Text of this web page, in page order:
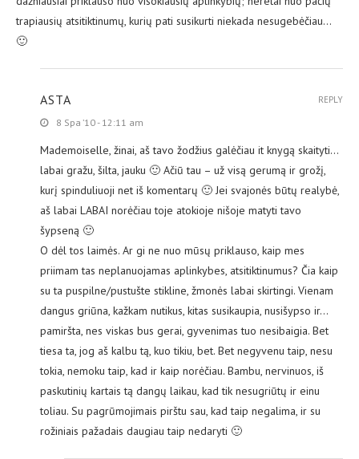
trapiausių atsitiktinumų, kurių pati susikurti niekada nesugebėčiau…
🙂
ASTA
8 Spa ’10 - 12:11 am
Mademoiselle, žinai, aš tavo žodžius galėčiau it knygą skaityti…
labai gražu, šilta, jauku 🙂 Ačiū tau – už visą gerumą ir grožį,
kurį spinduliuoji net iš komentarų 🙂 Jei svajonės būtų realybė,
aš labai LABAI norėčiau toje atokioje nišoje matyti tavo
šypseną 🙂
O dėl tos laimės. Ar gi ne nuo mūsų priklauso, kaip mes
priimam tas neplanuojamas aplinkybes, atsitiktinumus? Čia kaip
su ta puspilne/pustušte stikline, žmonės labai skirtingi. Vienam
dangus griūna, kažkam nutikus, kitas susikaupia, nusišypso ir…
pamiršta, nes viskas bus gerai, gyvenimas tuo nesibaigia. Bet
tiesa ta, jog aš kalbu tą, kuo tikiu, bet. Bet negyvenu taip, nesu
tokia, nemoku taip, kad ir kaip norėčiau. Bambu, nervinuos, iš
paskutinių kartais tą dangų laikau, kad tik nesugriūtų ir einu
toliau. Su pagrūmojimais pirštu sau, kad taip negalima, ir su
rožiniais pažadais daugiau taip nedaryti 🙂
REPLY